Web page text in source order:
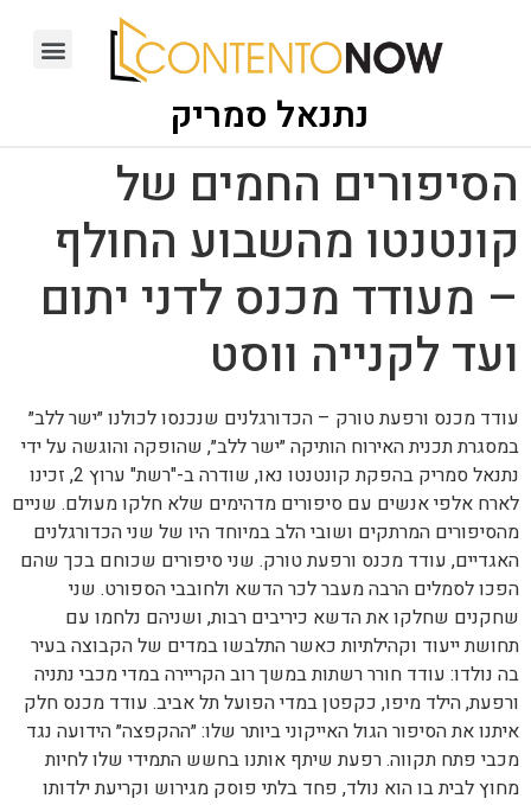
נתנאל סמריק
הסיפורים החמים של
קונטנטו מהשבוע החולף
– מעודד מכנס לדני יתום
ועד לקנייה ווסט
עודד מכנס ורפעת טורק – הכדורגלנים שנכנסו לכולנו ״ישר ללב״
במסגרת תכנית האירוח הותיקה ״ישר ללב״, שהופקה והוגשה על ידי
נתנאל סמריק בהפקת קונטנטו נאו, שודרה ב-"רשת" ערוץ 2, זכינו
לארח אלפי אנשים עם סיפורים מדהימים שלא חלקו מעולם. שניים
מהסיפורים המרתקים ושובי הלב במיוחד היו של שני הכדורגלנים
האגדיים, עודד מכנס ורפעת טורק. שני סיפורים שכוחם בכך שהם
הפכו לסמלים הרבה מעבר לכר הדשא ולחובבי הספורט. שני
שחקנים שחלקו את הדשא כיריבים רבות, ושניהם נלחמו עם
תחושת ייעוד וקהילתיות כאשר התלבשו במדים של הקבוצה בעיר
בה נולדו: עודד חורר רשתות במשך רוב הקריירה במדי מכבי נתניה
ורפעת, הילד מיפו, כקפטן במדי הפועל תל אביב. עודד מכנס חלק
איתנו את הסיפור הגול האייקוני ביותר שלו: ״ההקפצה״ הידועה נגד
מכבי פתח תקווה. רפעת שיתף אותנו בחשש התמידי שלו לחיות
מחוץ לבית בו הוא נולד, פחד בלתי פוסק מגירוש וקריעת ילדותו